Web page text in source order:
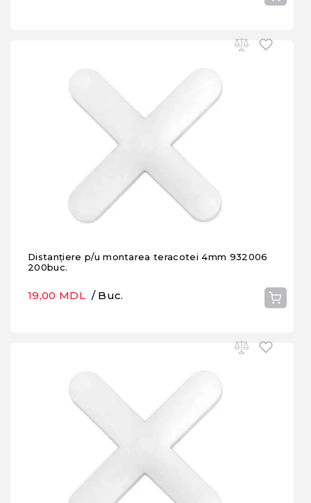
Distanțiere p/u montarea teracotei 4mm 932006
200buc.
19,00 MDL / Buc.